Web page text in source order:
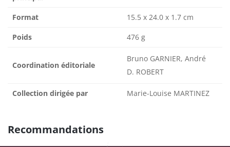
Format 15.5 x 24.0 x 1.7 cm
Poids 476 g
Coordination éditoriale
Bruno GARNIER, André
D. ROBERT
Collection dirigée par Marie-Louise MARTINEZ
Recommandations